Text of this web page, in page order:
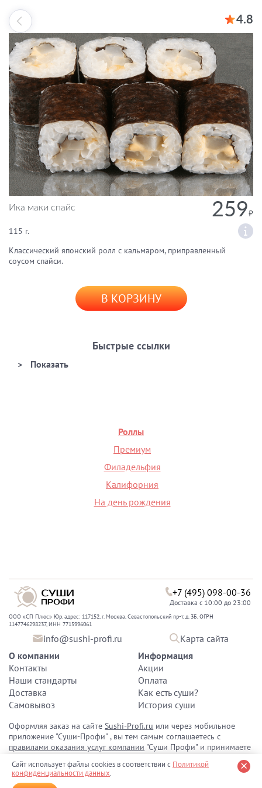
4.8
Ика маки спайс 259
115 г.
Классический японский ролл с кальмаром, приправленный
соусом спайси.
В КОРЗИНУ
Быстрые ссылки
Роллы
Премиум
Филадельфия
Калифорния
На день рождения
+7 (495) 098-00-36
Доставка с 10:00 до 23:00
ООО «СП Плюс» Юр. адрес: 117152, г. Москва, Севастопольский пр-т, д. 3Б, ОГРН
1147746298237, ИНН 7715996061
info@sushi-profi.ru
Карта сайта
О компании
Контакты
Наши стандарты
Доставка
Самовывоз
Информация
Акции
Оплата
Как есть суши?
История суши
Оформляя заказ на сайтеSushi-Profi.ru или через мобильное
приложение "Суши-Профи" , вы тем самым соглашаетесь с
правилами оказания услуг компании "Суши Профи" и принимаете
Сайт использует файлы cookies в соответствии с Политикой
конфиденциальности данных.